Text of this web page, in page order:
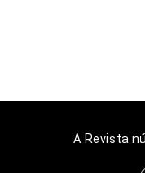
A Revista